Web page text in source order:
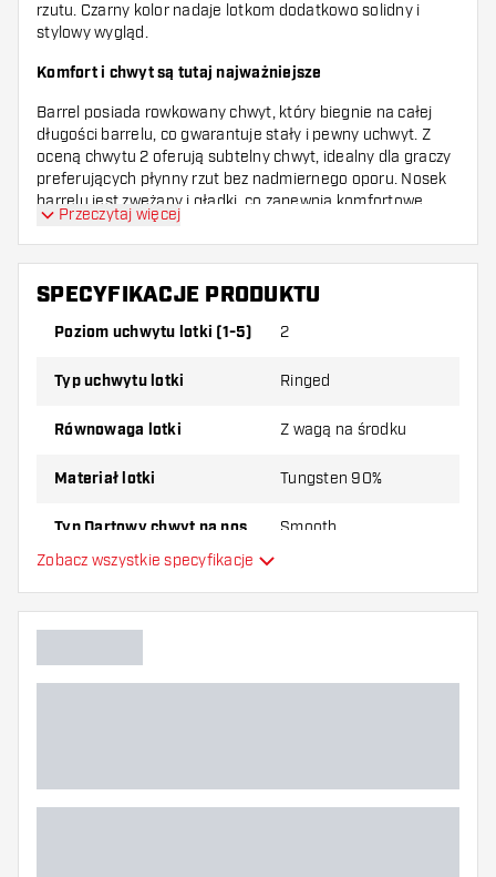
rzutu. Czarny kolor nadaje lotkom dodatkowo solidny i
stylowy wygląd.
Komfort i chwyt są tutaj najważniejsze
Barrel posiada rowkowany chwyt, który biegnie na całej
długości barrelu, co gwarantuje stały i pewny uchwyt. Z
oceną chwytu 2 oferują subtelny chwyt, idealny dla graczy
preferujących płynny rzut bez nadmiernego oporu. Nosek
barrelu jest zwężany i gładki, co zapewnia komfortowe
wykończenie i mniejszy opór przy zwalnianiu lotki. Lotki
KOTO Sting Black Torpedo mają wyważenie centralne, co
oznacza, że ciężar znajduje się dokładnie na środku
barrelu. To zapewnia stabilny lot i pomaga trafiać lotkami
przygodę z dartem, czy masz już doświadczenie, te lotki
dla każdego dartera.
Przeczytaj więcej
SPECYFIKACJE PRODUKTU
Poziom uchwytu lotki (1-5) 2
Typ uchwytu lotki Ringed
Równowaga lotki Z wagą na środku
Materiał lotki Tungsten 90%
Typ Dartowy chwyt na nos Smooth
Kolor lotki
Zobacz wszystkie specyfikacje